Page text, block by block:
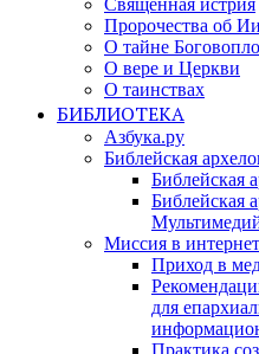
Священная истрия
Пророчества об
О тайне
О вере и Церкви
О таинствах
БИБЛИОТЕКА
Азбука.ру
Библейская
Библейская
Библейская
Миссия в
Приход в
для